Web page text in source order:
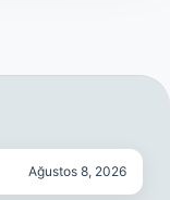
Ağustos 8, 2026